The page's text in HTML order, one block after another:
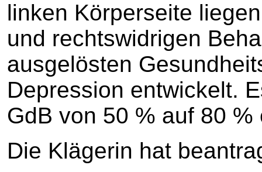
linken Körperseite
und rechtswidrigen
ausgelösten
Depression entwickelt.
GdB von 50 % auf 80 %
Die Klägerin hat